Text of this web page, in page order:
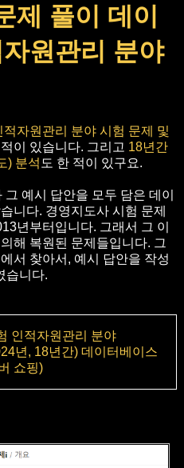
제 풀이 데이
원관리 분야
자원관리 분야 시험 문제 및
이 있습니다. 그리고 18년간
) 분석 도 한 적이 있구요.
예시 답안을 모두 담은 데이
니다. 경영지도사 시험 문제
년부터입니다. 그래서 그 이
해 복원된 문제들입니다. 그
서 찾아서, 예시 답안을 작성
습니다.
인적자원관리 분야
년, 18년간) 데이터베이스
쇼핑)